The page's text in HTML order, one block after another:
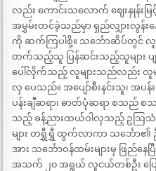
လည်း ကောင်းသလောက် ဈေးနှုန်းမ
အမွှမ်းတင်ခဲ့သည်မှာ ရှည်လျှားလွန်းန
ကို ဆက်ကြပါစို့။ သင်္ဘောဆိပ်တွင် လူ
တက်သည့်သူ ပြန်ဆင်းသည့်သူများ ပျာ
ပေါ်လိုက်သည့် လူများသည်လည်း လူမျိုး
လှ ပေသည်။ အပျော်စီးနင်းသူ၊ အပန်
ပန်းချီဆရာ၊ ဓာတ်ပုံဆရာ စသည်
သည့် ခန့်ညားထယ်ဝါလှသည့် ဥသြသံက
များ တရွှီရွှီ ထွက်လာကာ သင်္ဘော၏ ဦး
အား သင်္ဘောဝန်ထမ်းများမှ ဖြည်
အသက် ၂၀ အရွယ် လူငယ်တစ်ဦး ပြေ